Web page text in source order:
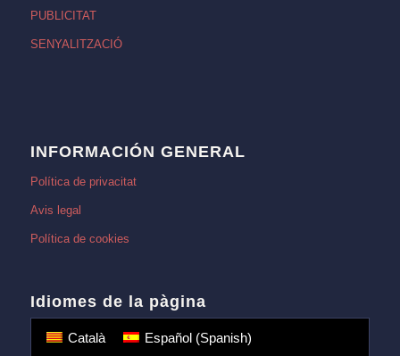
PUBLICITAT
SENYALITZACIÓ
INFORMACIÓN GENERAL
Política de privacitat
Avis legal
Política de cookies
Idiomes de la pàgina
Català Español(Spanish)